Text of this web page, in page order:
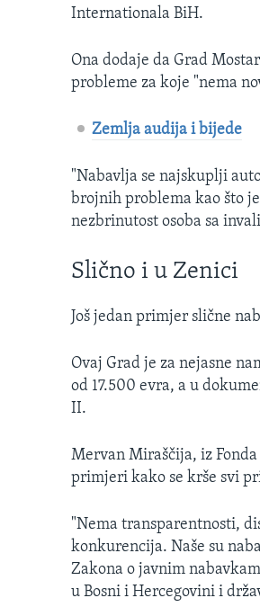
Internationala BiH.
Ona dodaje da Grad
probleme za koje "nema
Zemlja audija i bijede
"Nabavlja se najskuplji
brojnih problema kao što
nezbrinutost osoba sa
Slično i u Zenici
Još jedan primjer slične
Ovaj Grad je za nejasne
od 17.500 evra, a u
II.
Mervan Miraščija, iz Fonda
primjeri kako se krše svi
"Nema transparentnosti,
konkurencija. Naše su
Zakona o javnim
u Bosni i Hercegovini i